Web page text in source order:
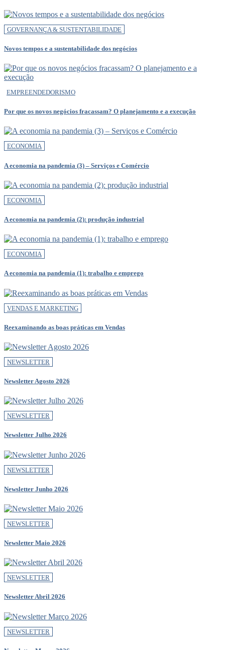
GOVERNANÇA & SUSTENTABILIDADE
Novos tempos e a sustentabilidade dos negócios
EMPREENDEDORISMO
Por que os novos negócios fracassam? O planejamento e a execução
ECONOMIA
A economia na pandemia (3) – Serviços e Comércio
ECONOMIA
A economia na pandemia (2): produção industrial
ECONOMIA
A economia na pandemia (1): trabalho e emprego
VENDAS E MARKETING
Reexaminando as boas práticas em Vendas
NEWSLETTER
Newsletter Agosto 2026
NEWSLETTER
Newsletter Julho 2026
NEWSLETTER
Newsletter Junho 2026
NEWSLETTER
Newsletter Maio 2026
NEWSLETTER
Newsletter Abril 2026
NEWSLETTER